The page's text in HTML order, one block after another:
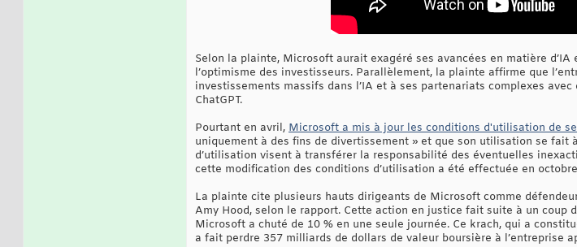
Selon la plainte, Microsoft aurait exagéré ses avancées en matière
l’optimisme des investisseurs. Parallèlement, la plainte affirme que
investissements massifs dans l’IA et à ses partenariats complexes
ChatGPT.
Pourtant en avril, Microsoft a mis à jour les conditions d'utilisation de
uniquement à des fins de divertissement » et que son utilisation se fait
d’utilisation visent à transférer la responsabilité des éventuelles
cette modification des conditions d’utilisation a été effectuée en
La plainte cite plusieurs hauts dirigeants de Microsoft comme
Amy Hood, selon le rapport. Cette action en justice fait suite à un coup
Microsoft a chuté de 10 % en une seule journée. Ce krach, qui a
a fait perdre 357 milliards de dollars de valeur boursière à l’entreprise